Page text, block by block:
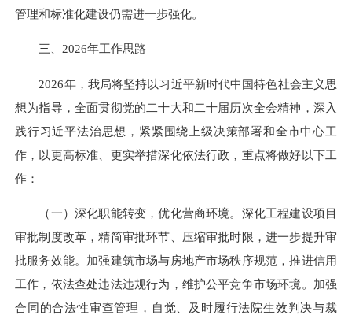
管理和标准化建设仍需进一步强化。
三、2026年工作思路
2026年，我局将坚持以习近平新时代中国特色社会主义思
想为指导，全面贯彻党的二十大和二十届历次全会精神，深入
践行习近平法治思想，紧紧围绕上级决策部署和全市中心工
作，以更高标准、更实举措深化依法行政，重点将做好以下工
作：
（一）深化职能转变，优化营商环境。深化工程建设项目
审批制度改革，精简审批环节、压缩审批时限，进一步提升审
批服务效能。加强建筑市场与房地产市场秩序规范，推进信用
工作，依法查处违法违规行为，维护公平竞争市场环境。加强
合同的合法性审查管理，自觉、及时履行法院生效判决与裁